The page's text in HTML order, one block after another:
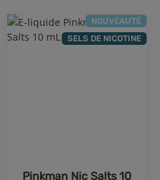
NOUVEAUTÉ
SELS DE NICOTINE
Pinkman Nic Salts 10